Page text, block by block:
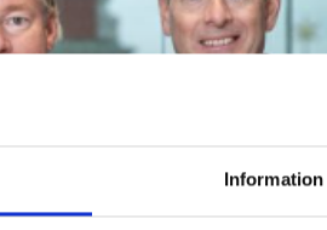
Information